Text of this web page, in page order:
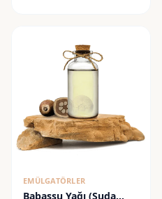
800,00 ₺
EMÜLGATÖRLER
Babassu Yağı (Suda